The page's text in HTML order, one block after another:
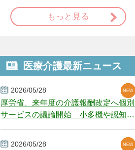
もっと見る
医療介護最新ニュース
2026/05/28
厚労省、来年度の介護報酬改定へ個別
サービスの議論開始 小多機や認知症
NEW
NEW
NEW
2026/05/28 NEW
NEW